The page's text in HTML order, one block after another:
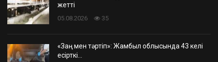
жетті
05.08.2026 35
«Заң мен тәртіп»: Жамбыл облысында 43 келі
есірткі…